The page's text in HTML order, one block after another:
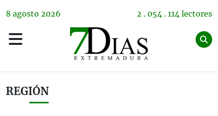
8 agosto 2026 2 . 054 . 114 lectores
REGIÓN